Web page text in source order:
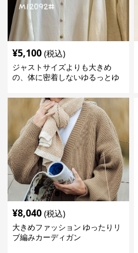
¥5,100 (税込)
ジャストサイズよりも大きめ
の、体に密着しないゆるっとゆ
ゆったりリラックスカーディガ
¥8,040 (税込)
大きめファッション ゆったりリ
ブ編みカーディガン